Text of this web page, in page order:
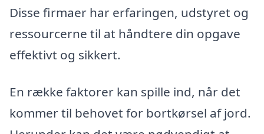
Disse firmaer har erfaringen, udstyret og
ressourcerne til at håndtere din opgave
effektivt og sikkert.
En række faktorer kan spille ind, når det
kommer til behovet for bortkørsel af jord.